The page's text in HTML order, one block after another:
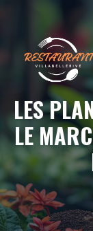
contenu
LES
LE